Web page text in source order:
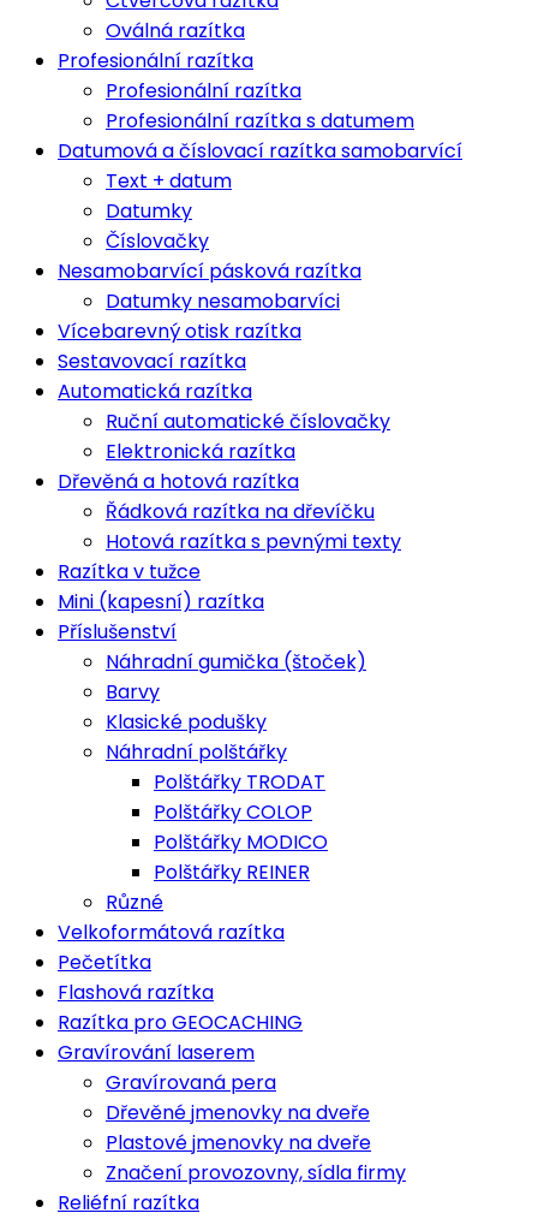
Oválná razítka
Profesionální razítka
Profesionální razítka
Profesionální razítka s datumem
Datumová a číslovací razítka samobarvící
Text + datum
Datumky
Číslovačky
Nesamobarvící pásková razítka
Datumky nesamobarvíci
Vícebarevný otisk razítka
Sestavovací razítka
Automatická razítka
Ruční automatické číslovačky
Elektronická razítka
Dřevěná a hotová razítka
Řádková razítka na dřevíčku
Hotová razítka s pevnými texty
Razítka v tužce
Mini (kapesní) razítka
Příslušenství
Náhradní gumička (štoček)
Barvy
Klasické podušky
Náhradní polštářky
Polštářky TRODAT
Polštářky COLOP
Polštářky MODICO
Polštářky REINER
Různé
Velkoformátová razítka
Pečetítka
Flashová razítka
Razítka pro GEOCACHING
Gravírování laserem
Gravírovaná pera
Dřevěné jmenovky na dveře
Plastové jmenovky na dveře
Značení provozovny, sídla firmy
Reliéfní razítka